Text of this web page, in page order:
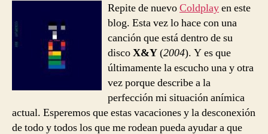
Repite de nuevoColdplayen este
blog. Esta vez lo hace con una
canción que está dentro de su
discoX&Y(2004). Y es que
últimamente la escucho una y otra
vez porque describe a la
perfección mi situación anímica
actual. Esperemos que estas vacaciones y la desconexión
de todo y todos los que me rodean pueda ayudar a que